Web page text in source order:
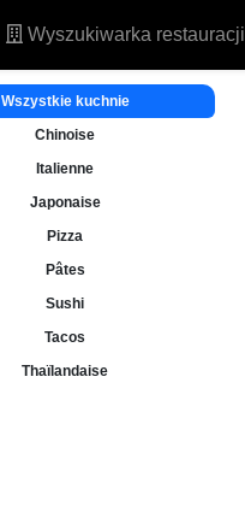
Wyszukiwarka restauracji
Wszystkie kuchnie
Chinoise
Italienne
Japonaise
Pizza
Pâtes
Sushi
Tacos
Thaïlandaise